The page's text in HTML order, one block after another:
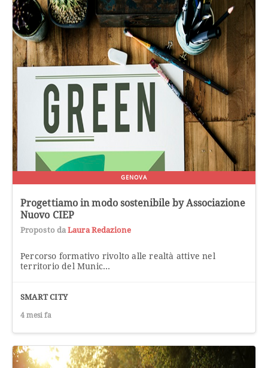
GENOVA
Progettiamo in modo sostenibile by Associazione
Nuovo CIEP
Proposto da Laura Redazione
Percorso formativo rivolto alle realtà attive nel
territorio del Munic...
SMART CITY
4 mesi fa